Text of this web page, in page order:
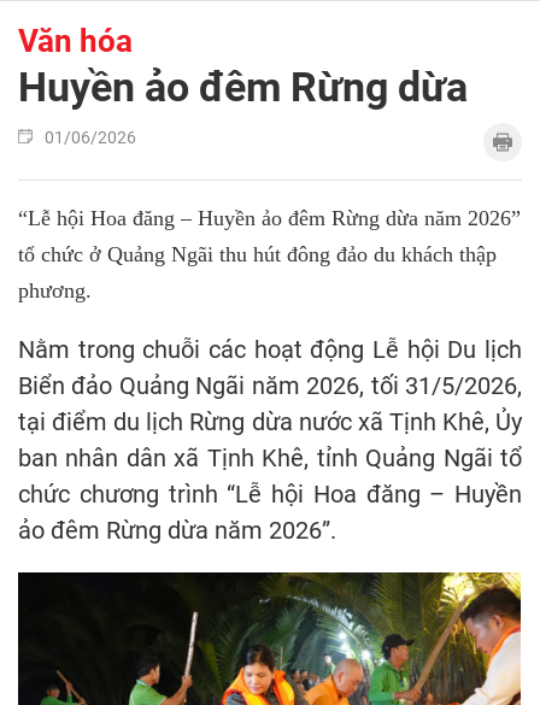
Văn hóa
Huyền ảo đêm Rừng dừa
01/06/2026
“Lễ hội Hoa đăng – Huyền ảo đêm Rừng dừa năm 2026”
tổ chức ở Quảng Ngãi thu hút đông đảo du khách thập
phương.
Nằm trong chuỗi các hoạt động Lễ hội Du lịch
Biển đảo Quảng Ngãi năm 2026, tối 31/5/2026,
tại điểm du lịch Rừng dừa nước xã Tịnh Khê, Ủy
ban nhân dân xã Tịnh Khê, tỉnh Quảng Ngãi tổ
chức chương trình “Lễ hội Hoa đăng – Huyền
ảo đêm Rừng dừa năm 2026”.